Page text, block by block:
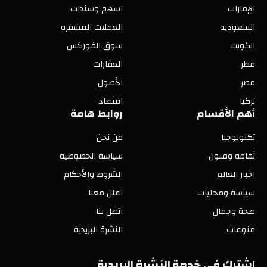
الإمارات
السعودية
الكويت
قطر
مصر
تركيا
اسهم وسندات
العملات المشفرة
سوق الفوركس
العقارات
الأصول
اقتصاد
أهم الأقسام
تكنولوجيا
ثقافة وفنون
اخبار العالم
سياسة ومحليات
صحة وجمال
منوعات
روابط هامة
من نحن
سياسة الخصوصية
الشروط والأحكام
اعلن معنا
اتصل بنا
النشرة البريدية